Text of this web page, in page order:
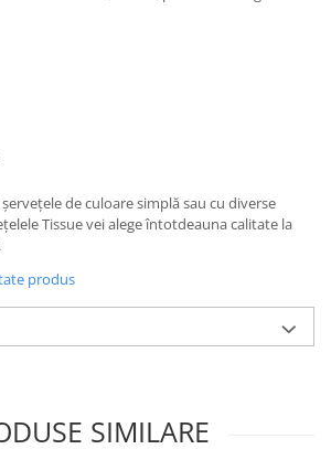
de culoare simplă sau cu diverse
Tissue vei alege întotdeauna calitate la
produs
SIMILARE